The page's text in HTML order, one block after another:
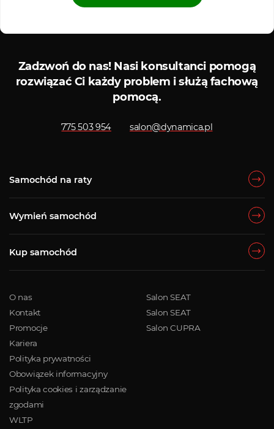
Zadzwoń do nas!Nasi konsultanci pomogą
rozwiązać Ci każdy problem i służą fachową
pomocą.
775 503 954 salon@dynamica.pl
Samochód na raty
Wymień samochód
Kup samochód
O nas
Kontakt
Promocje
Kariera
Polityka prywatności
Obowiązek informacyjny
Polityka cookies i zarządzanie
zgodami
WLTP
Salon SEAT
Salon SEAT
Salon CUPRA